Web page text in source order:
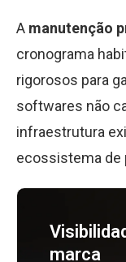
A manutenção
cronograma
rigorosos para
softwares não
infraestrutura
ecossistema de
marca